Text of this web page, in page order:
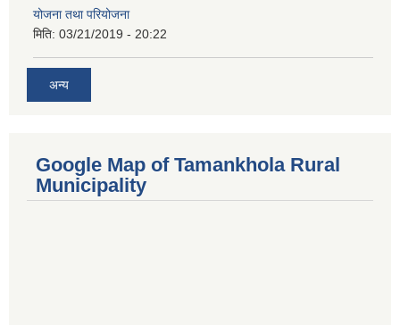
योजना तथा परियोजना
मिति: 03/21/2019 - 20:22
अन्य
Google Map of Tamankhola Rural
Municipality